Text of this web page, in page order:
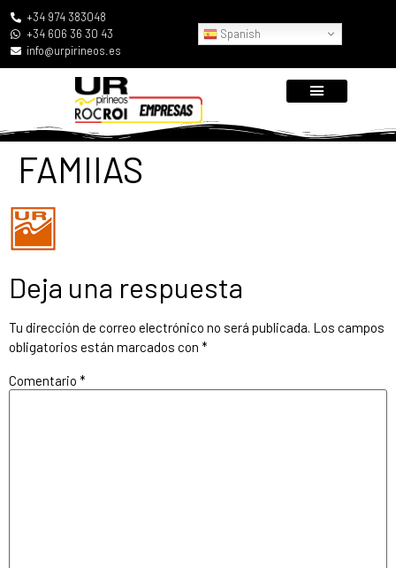
+34 974 383048
+34 606 36 30 43
info@urpirineos.es
Spanish
FAMIIAS
Deja una respuesta
Tu dirección de correo electrónico no será publicada. Los campos
obligatorios están marcados con *
Comentario *